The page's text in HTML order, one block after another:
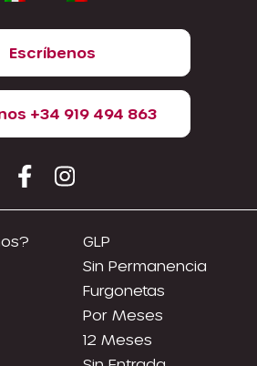
Escríbenos
+34 919 494 863
GLP
Sin Permanencia
Furgonetas
Por Meses
12 Meses